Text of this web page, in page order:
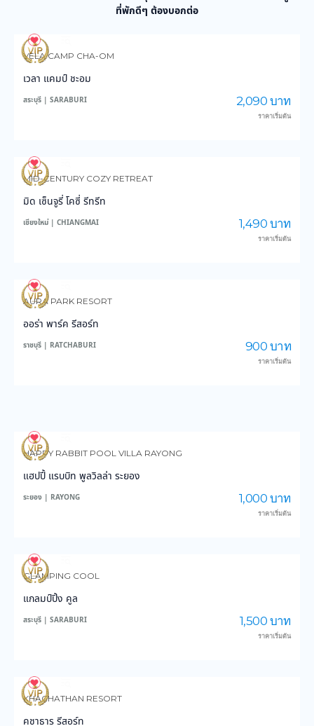
ที่พักดีๆ ต้องบอกต่อ
24
VELA CAMP CHA-OM
เวลา แคมป์ ชะอม
สระบุรี | SARABURI 2,090 บาท
ราคาเริ่มต้น
12
MID-CENTURY COZY RETREAT
มิด เซ็นจูรี่ โคซี่ รีทรีท
เชียงใหม่ | CHIANGMAI 1,490 บาท
ราคาเริ่มต้น
11
AURA PARK RESORT
ออร่า พาร์ค รีสอร์ท
ราชบุรี | RATCHABURI 900 บาท
ราคาเริ่มต้น
18
HAPPY RABBIT POOL VILLA RAYONG
แฮปปี้ แรบบิท พูลวิลล่า ระยอง
ระยอง | RAYONG 1,000 บาท
ราคาเริ่มต้น
46
GLAMPING COOL
แกลมป์ปิ้ง คูล
สระบุรี | SARABURI 1,500 บาท
ราคาเริ่มต้น
70
KHACHATHAN RESORT
คชาธาร รีสอร์ท